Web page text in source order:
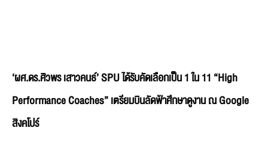
‘ผศ.ดร.ศิวพร เสาวคนธ์’ SPU ได้รับคัดเลือกเป็น 1 ใน 11 “High
Performance Coaches” เตรียมบินลัดฟ้าศึกษาดูงาน ณ Google
สิงคโปร์